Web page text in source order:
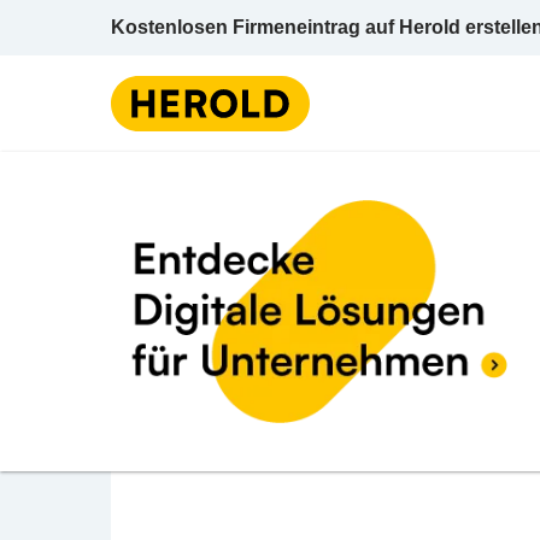
Kostenlosen Firmeneintrag auf Herold
Arzt / Facharzt f Plastische,
BEWERTUNG ABGEBEN
Dr. Kozlowski
Kreuzgasse 17 1180 Wien Wien 18 (Währing)
Arzt / Facharzt f Plastische, Ästhetische u.